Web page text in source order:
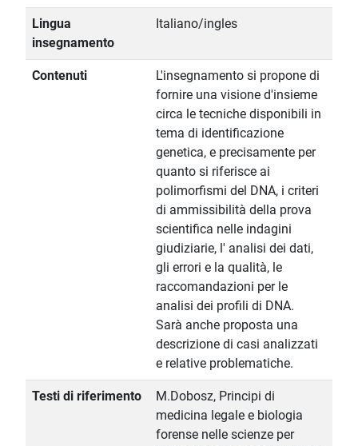
Lingua
insegnamento
Italiano/ingles
Contenuti
L'insegnamento si propone di
fornire una visione d'insieme
circa le tecniche disponibili in
tema di identificazione
genetica, e precisamente per
quanto si riferisce ai
polimorfismi del DNA, i criteri
di ammissibilità della prova
scientifica nelle indagini
giudiziarie, l' analisi dei dati,
gli errori e la qualità, le
raccomandazioni per le
analisi dei profili di DNA.
Sarà anche proposta una
descrizione di casi analizzati
e relative problematiche.
Testi di riferimento
M.Dobosz, Principi di
medicina legale e biologia
forense nelle scienze per